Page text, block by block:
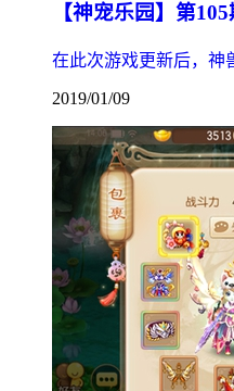
【神宠乐园】第
在此次游戏更新后，
2019/01/09